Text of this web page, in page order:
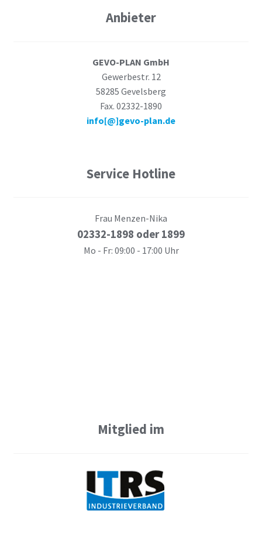
Anbieter
GEVO-PLAN GmbH
Gewerbestr. 12
58285 Gevelsberg
Fax. 02332-1890
info[@]gevo-plan.de
Service Hotline
Frau Menzen-Nika
02332-1898 oder 1899
Mo - Fr: 09:00 - 17:00 Uhr
Mitglied im